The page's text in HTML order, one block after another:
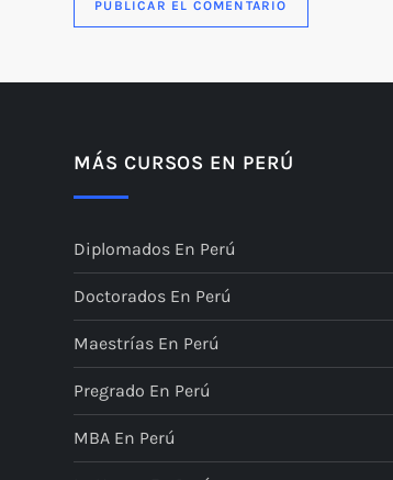
MÁS CURSOS EN PERÚ
Diplomados En Perú
Doctorados En Perú
Maestrías En Perú
Pregrado En Perú
MBA En Perú